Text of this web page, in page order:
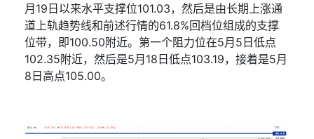
月19日以来水平支撑位101.03，然后是由长期上涨通
道上轨趋势线和前述行情的61.8%回档位组成的支撑
位带，即100.50附近。第一个阻力位在5月5日低点
102.35附近，然后是5月18日低点103.19，接着是5月
8日高点105.00。